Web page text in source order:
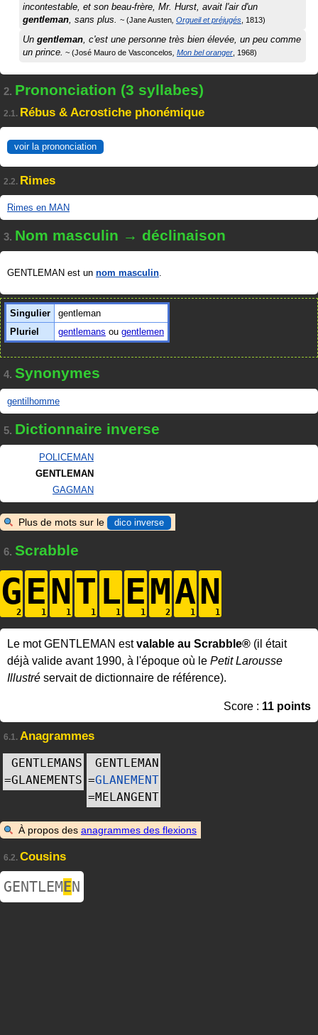
incontestable, et son beau-frère, Mr. Hurst, avait l'air d'un
gentleman, sans plus. Jane Austen Orgueil et préjugés 1813
Un gentleman, c'est une personne très bien élevée, un peu comme
un prince.
José Mauro de Vasconcelos Mon bel oranger 1968
2. Prononciation (3 syllabes)
2.1. Rébus & Acrostiche phonémique
voir la prononciation
2.2. Rimes
Rimes en MAN
3. Nom masculin → déclinaison
GENTLEMAN est un nom masculin.
Singulier
gentleman
Pluriel
gentlemans ou gentlemen
4. Synonymes
gentilhomme
5. Dictionnaire inverse
POLICEMAN
GENTLEMAN
GAGMAN
Plus de mots sur le dico inverse
6. Scrabble
GENT LEMAN
Le mot GENTLEMAN estvalable au Scrabble® (il était
déjà valide avant 1990, à l'époque où le Petit Larousse
Illustré servait de dictionnaire de référence).
Score : 11 points
6.1. Anagrammes
GENTLEMANS
=GLANEMENTS
GENTLEMAN
=GLANEMENT
=MELANGENT
À propos des anagrammes des flexions
6.2. Cousins
GENTLEMEN